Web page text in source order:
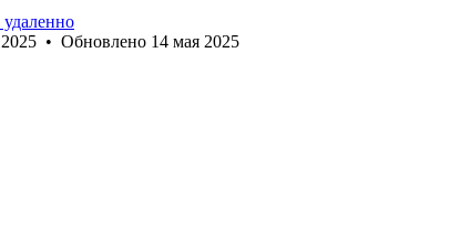
• Обновлено 14 мая 2025